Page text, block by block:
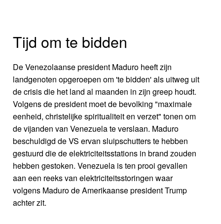
Tijd om te bidden
De Venezolaanse president Maduro heeft zijn
landgenoten opgeroepen om 'te bidden' als uitweg uit
de crisis die het land al maanden in zijn greep houdt.
Volgens de president moet de bevolking "maximale
eenheid, christelijke spiritualiteit en verzet" tonen om
de vijanden van Venezuela te verslaan. Maduro
beschuldigd de VS ervan sluipschutters te hebben
gestuurd die de elektriciteitsstations in brand zouden
hebben gestoken. Venezuela is ten prooi gevallen
aan een reeks van elektriciteitsstoringen waar
volgens Maduro de Amerikaanse president Trump
achter zit.